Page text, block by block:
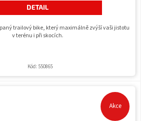
DETAIL
trailový bike, který maximálně zvýší vaši jistotu
v terénu i při skocích.
Kód: 550865
Akce